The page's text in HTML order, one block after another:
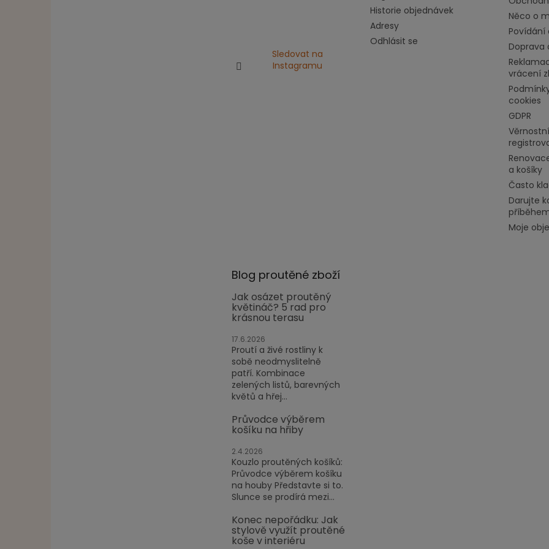
Sledovat na
Instagramu
Historie objednávek
Adresy
Odhlásit se
Něco o
Povídání
Doprava
vrácení
cookies
GDPR
a košíky
Často
Darujte
Moje
Blog proutěné zboží
Jak osázet proutěný
květináč? 5 rad pro
krásnou terasu
17.6.2026
Proutí a živé rostliny k
sobě neodmyslitelně
patří. Kombinace
zelených listů, barevných
květů a hřej...
Průvodce výběrem
košíku na hřiby
2.4.2026
Kouzlo proutěných košíků:
Průvodce výběrem košíku
na houby Představte si to.
Slunce se prodírá mezi...
Konec nepořádku: Jak
stylově využít proutěné
koše v interiéru